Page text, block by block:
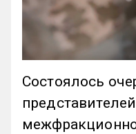
Состоялось